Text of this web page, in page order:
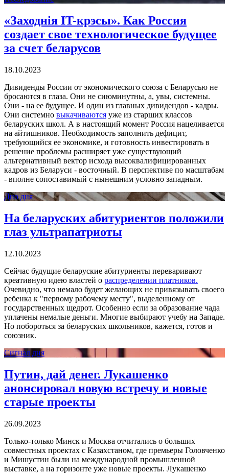
«Заходнiя IT-крэсы». Как Россия
создает свое технологическое будущее
за счет беларусов
18.10.2023
Дивиденды России от экономического союза с Беларусью не
бросаются в глаза. Они не сиюминутны, а, увы, системны.
Они - на ее будущее. И один из главных дивидендов - кадры.
Они системно выкачиваются уже из старших классов
беларуских школ. А в настоящий момент Россия нацеливается
на айтишников. Необходимость заполнить дефицит,
требующийся ее экономике, и готовность инвестировать в
решение проблемы расширяет уже существующий
альтернативный вектор исхода высоквалифицированных
кадров из Беларуси - восточный. В перспективе по масштабам
- вполне сопоставимый с нынешним условно западным.
Дно дня
На беларуских абитуриентов положили
глаз ультрапатриоты
12.10.2023
Сейчас будущие беларуские абитуриенты переваривают
креативную идею властей о распределении платников.
Очевидно, что немало будет желающих не привязывать своего
ребенка к "первому рабочему месту", выделенному от
государственных щедрот. Особенно если за образование чада
уплачены немалые деньги. Многие выбирают учебу на Западе.
Но побороться за беларуских школьников, кажется, готов и
союзник.
Сигнал дня
Путин, дай денег. Лукашенко
анонсировал новую встречу и новые
старые проекты
26.09.2023
Только-только Минск и Москва отчитались о больших
совместных проектах с Казахстаном, где премьеры Головченко
и Мишустин были на международной промышленной
выставке, а на горизонте уже новые проекты. Лукашенко